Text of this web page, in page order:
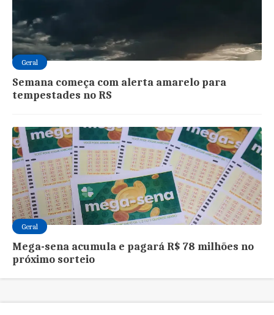
Geral
Semana começa com alerta amarelo para
tempestades no RS
Geral
Mega-sena acumula e pagará R$ 78 milhões no
próximo sorteio